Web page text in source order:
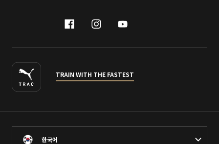
facebook
instagram
youtube
TRAIN WITH THE FASTEST
한국어